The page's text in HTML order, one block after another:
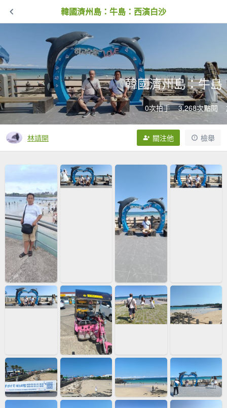
韓國濟州島：牛島：西演白沙
韓國濟州島：牛
0次拍手 3,268次點閱
林靖開 關注他 檢舉